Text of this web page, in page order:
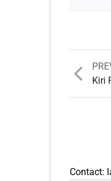
Kiri
Contact: